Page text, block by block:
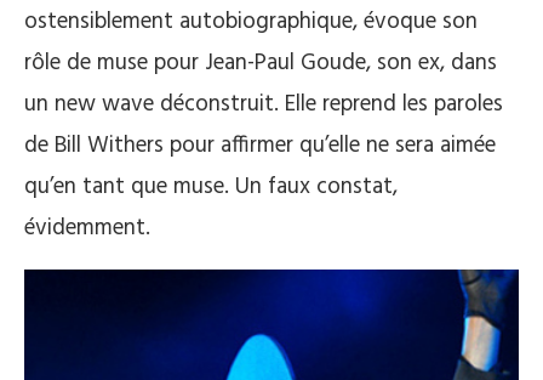
ostensiblement autobiographique, évoque son
rôle de muse pour Jean-Paul Goude, son ex, dans
un new wave déconstruit. Elle reprend les paroles
de Bill Withers pour affirmer qu’elle ne sera aimée
qu’en tant que muse. Un faux constat,
évidemment.